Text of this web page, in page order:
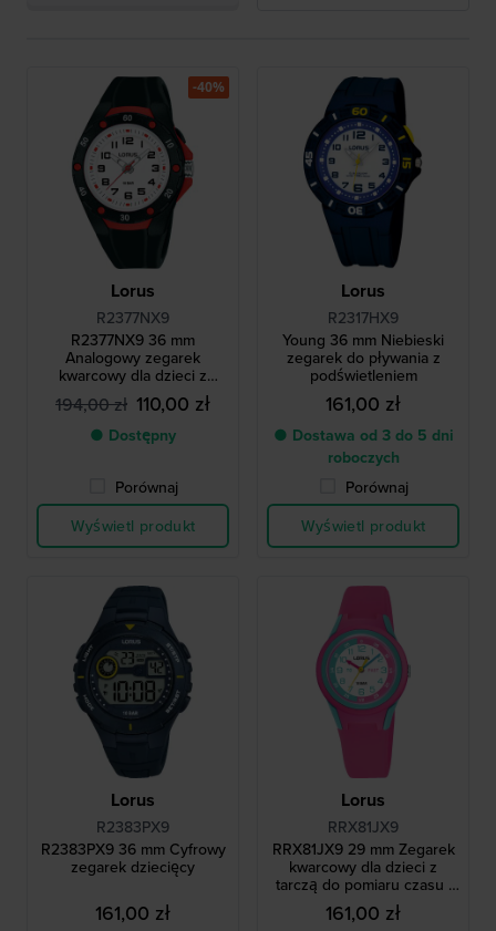
Lorus
R2377NX9
R2377NX9 36 mm
Analogowy zegarek
kwarcowy dla dzieci z
podświetlaną tarczą
194,00 zł 110,00 zł
● Dostępny
Porównaj
Wyświetl produkt
-40%
Lorus
R2317HX9
Young 36 mm Niebieski
zegarek do pływania z
podświetleniem
161,00 zł
● Dostawa od 3 do 5 dni
roboczych
Porównaj
Wyświetl produkt
Lorus
R2383PX9
R2383PX9 36 mm Cyfrowy
zegarek dziecięcy
161,00 zł
Lorus
RRX81JX9
RRX81JX9 29 mm Zegarek
kwarcowy dla dzieci z
tarczą do pomiaru czasu i
silikonowym paskiem
161,00 zł